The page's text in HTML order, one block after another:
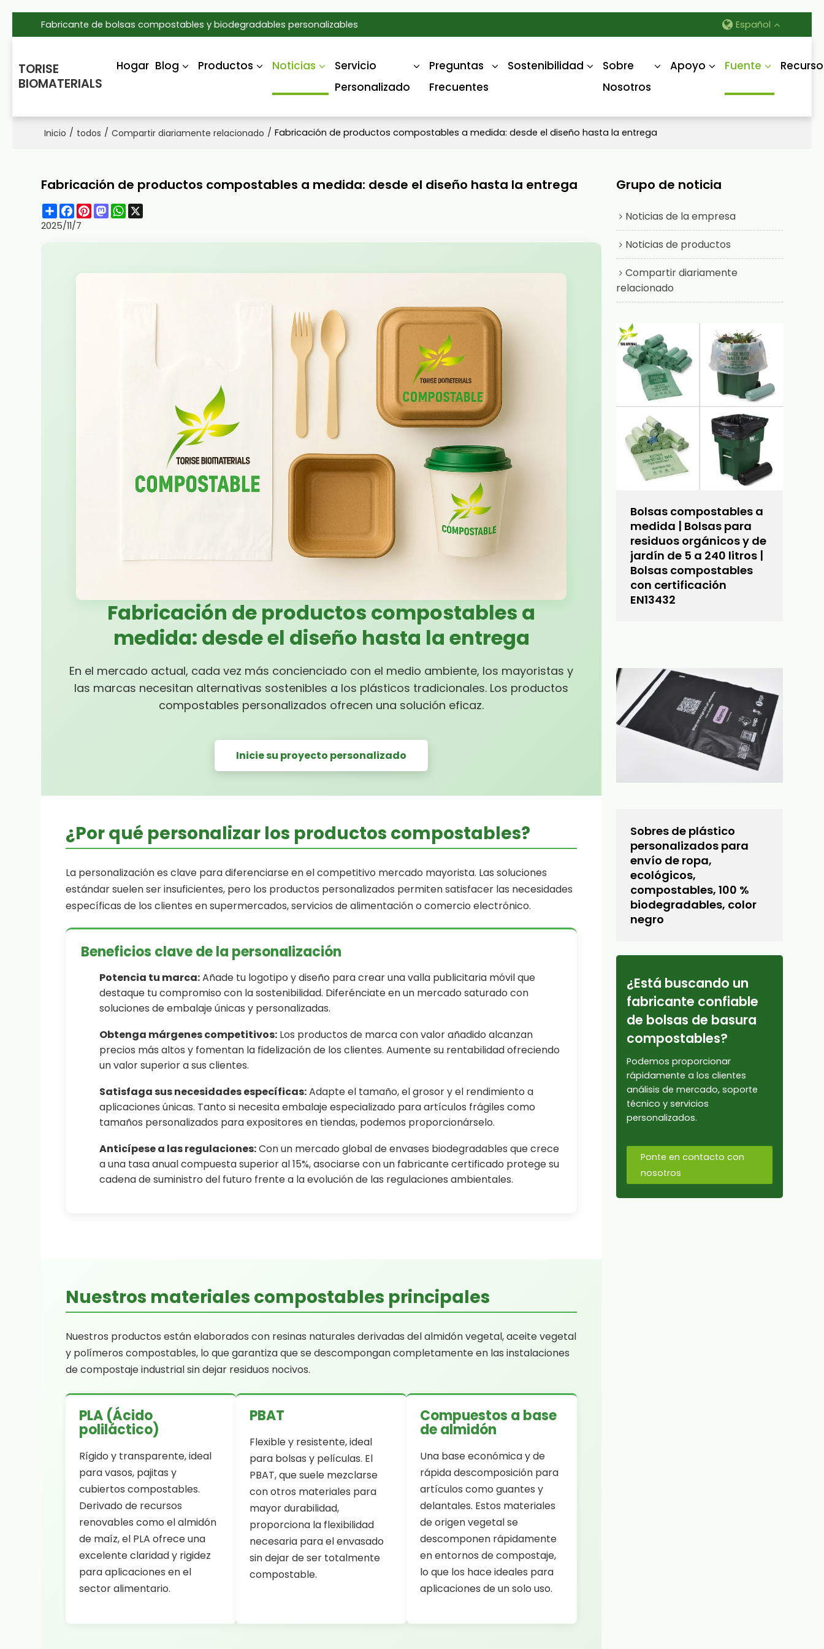
Fabricante de bolsas compostables y biodegradables personalizables Español
TORISE
BIOMATERIALS
Hogar Blog Productos Noticias
Servicio
Personalizado
Preguntas
Frecuentes
Sostenibilidad
Sobre
Nosotros
Apoyo Fuente
Inicio / todos / Compartir diariamente relacionado / Fabricación de productos compostables a medida: desde el diseño hasta la entrega
Fabricación de productos compostables a medida: desde el diseño hasta la entrega
ShareFacebook
Pinterest
Mastodon
WhatsApp
X
2025/11/7
Fabricación de productos compostables a
medida: desde el diseño hasta la entrega
En el mercado actual, cada vez más concienciado con el medio ambiente, los mayoristas y
las marcas necesitan alternativas sostenibles a los plásticos tradicionales. Los productos
compostables personalizados ofrecen una solución eficaz.
Inicie su proyecto personalizado
¿Por qué personalizar los productos compostables?
La personalización es clave para diferenciarse en el competitivo mercado mayorista. Las soluciones
estándar suelen ser insuficientes, pero los productos personalizados permiten satisfacer las necesidades
específicas de los clientes en supermercados, servicios de alimentación o comercio electrónico.
Beneficios clave de la personalización
Potencia tu marca:Añade tu logotipo y diseño para crear una valla publicitaria móvil que
destaque tu compromiso con la sostenibilidad. Diferénciate en un mercado saturado con
soluciones de embalaje únicas y personalizadas.
Obtenga márgenes competitivos:Los productos de marca con valor añadido alcanzan
precios más altos y fomentan la fidelización de los clientes. Aumente su rentabilidad ofreciendo
un valor superior a sus clientes.
Satisfaga sus necesidades específicas:Adapte el tamaño, el grosor y el rendimiento a
aplicaciones únicas. Tanto si necesita embalaje especializado para artículos frágiles como
tamaños personalizados para expositores en tiendas, podemos proporcionárselo.
Anticípese a las regulaciones:Con un mercado global de envases biodegradables que crece
a una tasa anual compuesta superior al 15%, asociarse con un fabricante certificado protege su
cadena de suministro del futuro frente a la evolución de las regulaciones ambientales.
Nuestros materiales compostables principales
Nuestros productos están elaborados con resinas naturales derivadas del almidón vegetal, aceite vegetal
y polímeros compostables, lo que garantiza que se descompongan completamente en las instalaciones
de compostaje industrial sin dejar residuos nocivos.
PLA (Ácido
poliláctico)
Rígido y transparente, ideal
para vasos, pajitas y
cubiertos compostables.
Derivado de recursos
renovables como el almidón
de maíz, el PLA ofrece una
excelente claridad y rigidez
para aplicaciones en el
sector alimentario.
PBAT
Flexible y resistente, ideal
para bolsas y películas. El
PBAT, que suele mezclarse
con otros materiales para
mayor durabilidad,
proporciona la flexibilidad
necesaria para el envasado
sin dejar de ser totalmente
compostable.
Compuestos a base
de almidón
Una base económica y de
rápida descomposición para
artículos como guantes y
delantales. Estos materiales
de origen vegetal se
descomponen rápidamente
en entornos de compostaje,
lo que los hace ideales para
aplicaciones de un solo uso.
Grupo de noticia
Noticias de la empresa
Noticias de productos
Compartir diariamente
relacionado
Bolsas compostables a
medida | Bolsas para
residuos orgánicos y de
jardín de 5 a 240 litros |
Bolsas compostables
con certificación
EN13432
Sobres de plástico
personalizados para
envío de ropa,
ecológicos,
compostables, 100 %
biodegradables, color
negro
¿Está buscando un
fabricante confiable
de bolsas de basura
compostables?
Podemos proporcionar
rápidamente a los clientes
análisis de mercado, soporte
técnico y servicios
personalizados.
Ponte en contacto con
nosotros